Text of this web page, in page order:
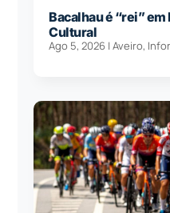
Bacalhau é “rei”
Cultural
Ago 5, 2026 |Aveiro,